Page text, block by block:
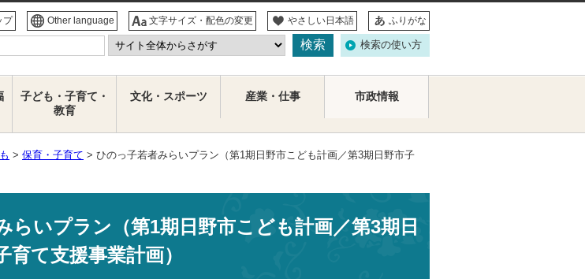
プ Other language 文字サイズ・配色の変更 やさしい日本語 ふりがな
検索の使い方
子ども・子育て・
教育
文化・スポーツ 産業・仕事 市政情報
> 保育・子育て > ひのっ子若者みらいプラン（第1期日野市こども計画／第3期日野市子
らいプラン（第1期日野市こども計画／第3期日
て支援事業計画）